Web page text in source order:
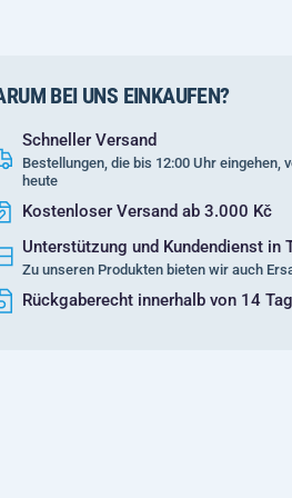
BEI UNS EINKAUFEN?
Schneller Versand
Bestellungen, die bis 12:00 Uhr eingehen,
heute
Kostenloser Versand ab 3.000 Kč
Unterstützung und Kundendienst in
Zu unseren Produkten bieten wir auch
Rückgaberecht innerhalb von 14